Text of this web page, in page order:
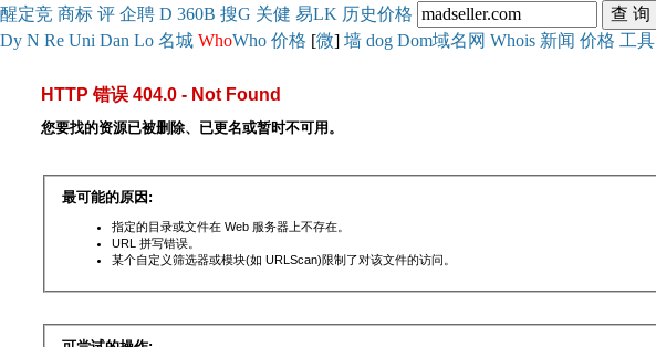
醒定竞 商标 评 企聘 D 360B 搜G 关健 易LK 历史价格
Dy N Re Uni Dan Lo 名城 WhoWho 价格 [微] 墙 dog Dom域名网 Whois 新闻 价格 工具